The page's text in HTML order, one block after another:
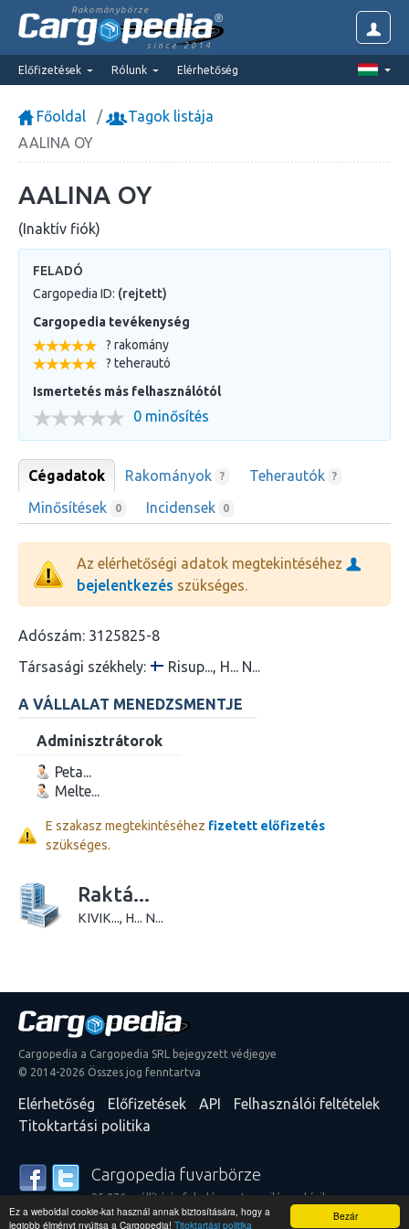
Bezár
Ez a weboldal cookie-kat használ annak biztosítására, hogy a
legjobb élményt nyújtsa a Cargopedia! Titoktartási politika
Rakománybörze
since 2014
Előfizetések Rólunk Elérhetőség
Főoldal
Tagok listája
AALINA OY
AALINA OY
(Inaktív fiók)
FELADÓ
Cargopedia ID: (rejtett)
Cargopedia tevékenység
? rakomány
? teherautó
Ismertetés más felhasználótól
0 minősítés
Cégadatok Rakományok ? Teherautók ?
Minősítések 0 Incidensek 0
Az elérhetőségi adatok megtekintéséhez
bejelentkezés szükséges.
Adószám: 3125825-8
Társasági székhely:
Risup..., H... N...
A VÁLLALAT MENEDZSMENTJE
Adminisztrátorok
Peta...
Melte...
E szakasz megtekintéséhez fizetett előfizetés
szükséges.
Raktá...
KIVIK..., H... N...
Cargopedia a Cargopedia SRL bejegyzett védjegye
© 2014-2026 Összes jog fenntartva
Elérhetőség Előfizetések API
Felhasználói feltételek
Titoktartási politika
Cargopedia fuvarbörze
25 276 szállító és feladó szerte a világon bízik
szolgáltatásainkban